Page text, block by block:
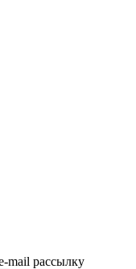
mail рассылку